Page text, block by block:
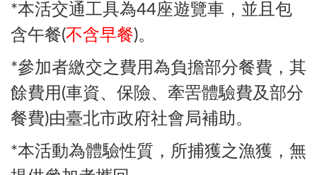
*本活交通工具為44座遊覽車，並且包
含午餐(不含早餐)。
*參加者繳交之費用為負擔部分餐費，其
餘費用(車資、保險、牽罟體驗費及部分
餐費)由臺北市政府社會局補助。
*本活動為體驗性質 ，所捕獲之漁獲 ，無